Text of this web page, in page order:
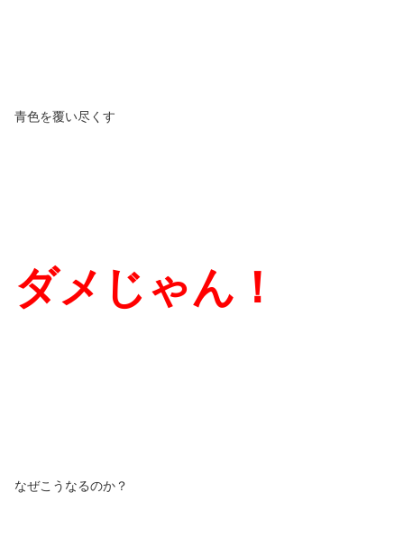
青色を覆い尽くす
ダメじゃん！
なぜこうなるのか？